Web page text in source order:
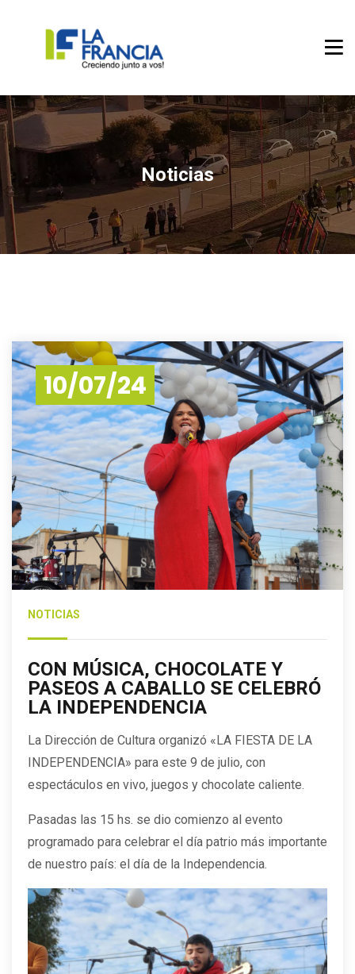
Noticias
10/07/24
NOTICIAS
CON MÚSICA, CHOCOLATE Y
PASEOS A CABALLO SE CELEBRÓ
LA INDEPENDENCIA
La Dirección de Cultura organizó «LA FIESTA DE LA
INDEPENDENCIA» para este 9 de julio, con
espectáculos en vivo, juegos y chocolate caliente.
Pasadas las 15 hs. se dio comienzo al evento
programado para celebrar el día patrio más importante
de nuestro país: el día de la Independencia.